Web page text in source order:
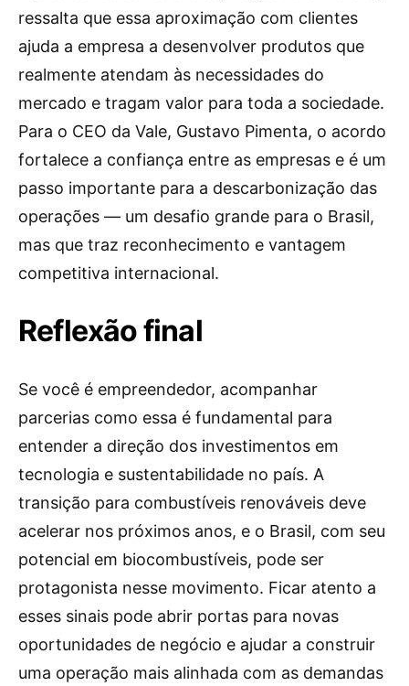
ressalta que essa aproximação com clientes
ajuda a empresa a desenvolver produtos que
realmente atendam às necessidades do
mercado e tragam valor para toda a sociedade.
Para o CEO da Vale, Gustavo Pimenta, o acordo
fortalece a confiança entre as empresas e é um
passo importante para a descarbonização das
operações — um desafio grande para o Brasil,
mas que traz reconhecimento e vantagem
competitiva internacional.
Reflexão final
Se você é empreendedor, acompanhar
parcerias como essa é fundamental para
entender a direção dos investimentos em
tecnologia e sustentabilidade no país. A
transição para combustíveis renováveis deve
acelerar nos próximos anos, e o Brasil, com seu
potencial em biocombustíveis, pode ser
protagonista nesse movimento. Ficar atento a
esses sinais pode abrir portas para novas
oportunidades de negócio e ajudar a construir
uma operação mais alinhada com as demandas